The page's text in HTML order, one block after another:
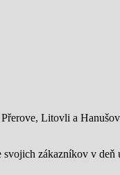
Litovli a
zákazníkov v